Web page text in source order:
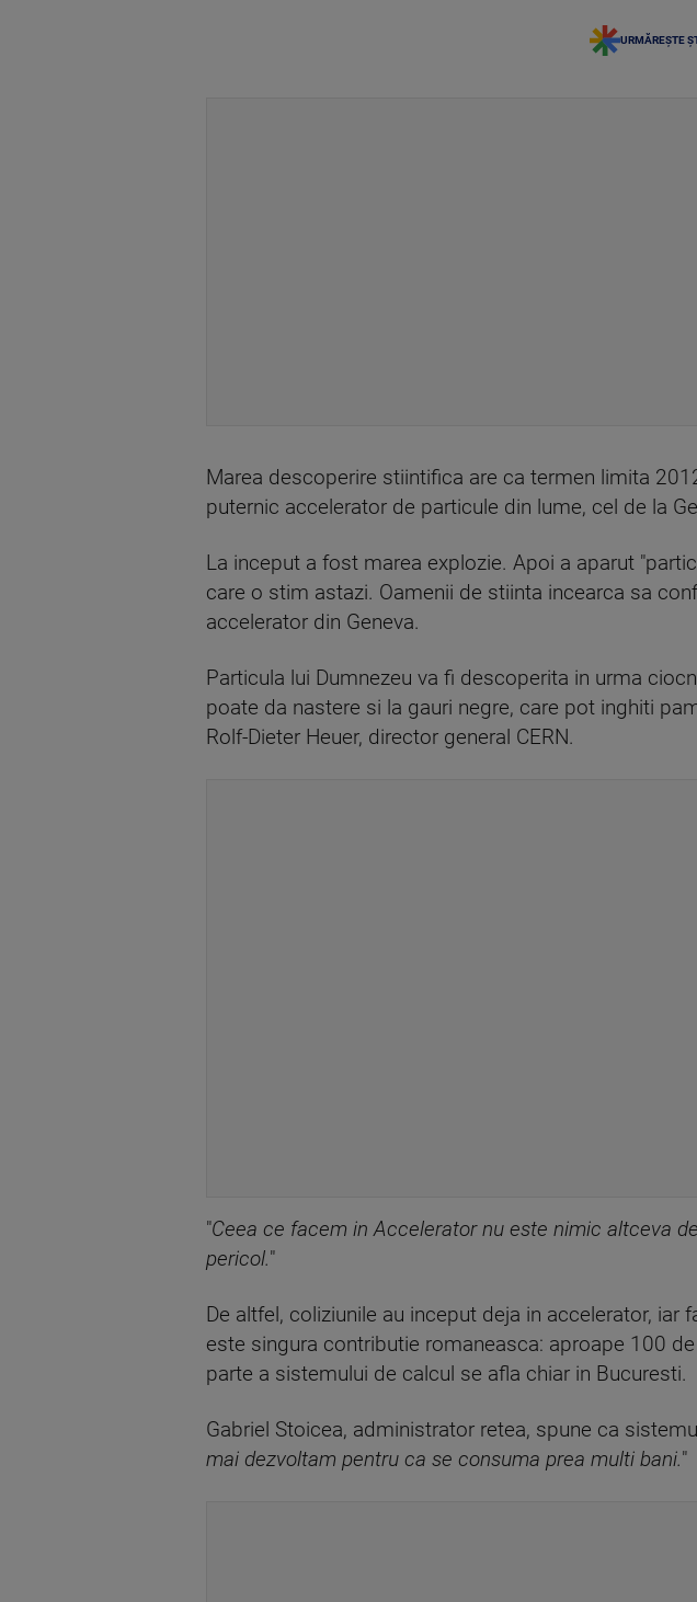
URMĂREȘTE
Marea descoperire stiintifica are ca termen limita
puternic accelerator de particule din lume, cel de la
La inceput a fost marea explozie. Apoi a aparut
care o stim astazi. Oamenii de stiinta incearca sa
accelerator din Geneva.
Particula lui Dumnezeu va fi descoperita in urma
poate da nastere si la gauri negre, care pot inghiti
Rolf-Dieter Heuer, director general CERN.
"Ceea ce facem in Accelerator nu este nimic altceva
pericol."
De altfel, coliziunile au inceput deja in accelerator,
este singura contributie romaneasca: aproape 100
parte a sistemului de calcul se afla chiar in Bucuresti.
Gabriel Stoicea, administrator retea, spune ca
mai dezvoltam pentru ca se consuma prea multi bani."